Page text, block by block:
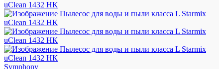
Symphony